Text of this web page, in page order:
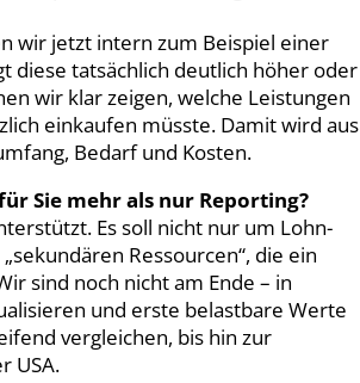
wir jetzt intern zum Beispiel einer
diese tatsächlich deutlich höher oder
wir klar zeigen, welche Leistungen
einkaufen müsste. Damit wird aus
Bedarf und Kosten.
Sie mehr als nur Reporting?
Es soll nicht nur um Lohn-
Ressourcen“, die ein
sind noch nicht am Ende – in
und erste belastbare Werte
vergleichen, bis hin zur
USA.